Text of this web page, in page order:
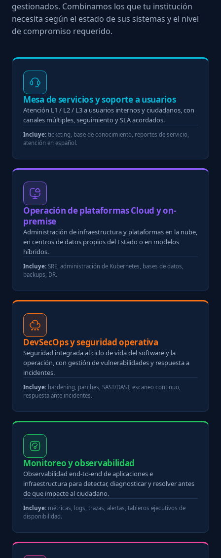
gestionados. Combinamos los que tu institución
necesita según el estado de sus sistemas y el nivel
de compromiso requerido.
Mesa de servicios y soporte a usuarios
Atención L1 / L2 / L3 a usuarios internos y ciudadanos, con
canales múltiples, seguimiento y SLA acordados.
Incluye: ticketing, base de conocimiento, reportes de servicio,
atención en español.
Operación de plataformas Cloud y on-
premise
Administración de infraestructura y plataformas en la nube,
en centros de datos propios del Estado o en modelos
híbridos.
Incluye: SRE, administración de Kubernetes, bases de datos,
backups, DR.
DevSecOps y seguridad operativa
Seguridad integrada al ciclo de vida del software y la
operación, con gestión de vulnerabilidades y respuesta a
incidentes.
Incluye: hardening, parches, SAST/DAST, escaneo continuo,
respuesta ante incidentes.
Monitoreo y observabilidad
Observabilidad end-to-end de aplicaciones e
infraestructura para detectar, diagnosticar y resolver antes
de que impacte al ciudadano.
Incluye: métricas, logs, trazas, alertas, tableros ejecutivos de
disponibilidad.